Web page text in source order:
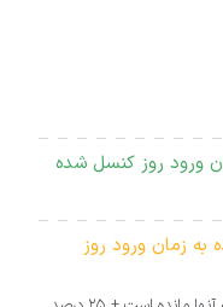
ساعت مانده به زمان ورود روز